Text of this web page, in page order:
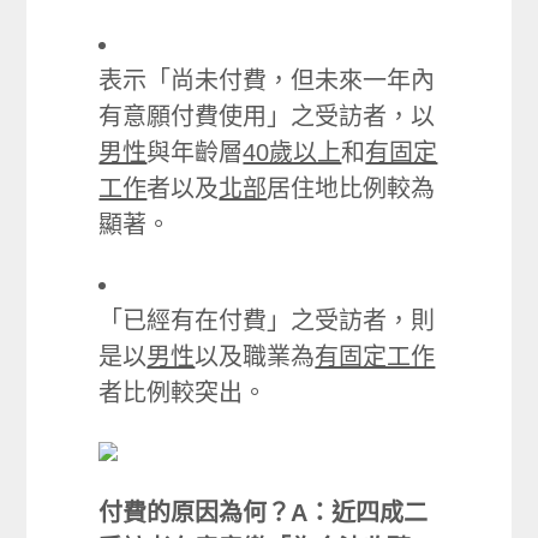
表示「尚未付費，但未來一年內
有意願付費使用」之受訪者，以
男性與年齡層40歲以上和有固定
工作者以及北部居住地比例較為
顯著。
「已經有在付費」之受訪者，則
是以男性以及職業為有固定工作
者比例較突出。
付費的原因為何？A：近四成二